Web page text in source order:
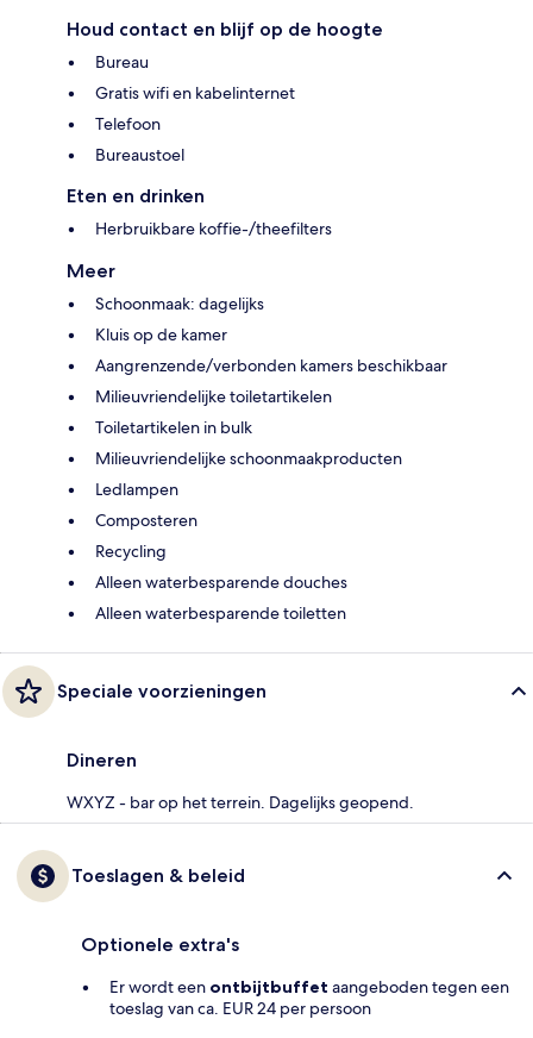
Houd contact en blijf op de hoogte
Bureau
Gratis wifi en kabelinternet
Telefoon
Bureaustoel
Eten en drinken
Herbruikbare koffie-/theefilters
Meer
Schoonmaak: dagelijks
Kluis op de kamer
Aangrenzende/verbonden kamers beschikbaar
Milieuvriendelijke toiletartikelen
Toiletartikelen in bulk
Milieuvriendelijke schoonmaakproducten
Ledlampen
Composteren
Recycling
Alleen waterbesparende douches
Alleen waterbesparende toiletten
Speciale voorzieningen
Dineren
WXYZ - bar op het terrein. Dagelijks geopend.
Toeslagen & beleid
Optionele extra's
Er wordt een ontbijtbuffet aangeboden tegen een
toeslag van ca. EUR 24 per persoon